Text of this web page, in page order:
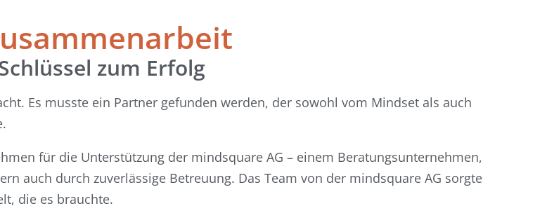
zum Erfolg
Es musste ein Partner gefunden werden, der sowohl vom Mindset als auch
für die Unterstützung der mindsquare AG – einem Beratungsunternehmen,
auch durch zuverlässige Betreuung. Das Team von der mindsquare AG sorgte
die es brauchte.